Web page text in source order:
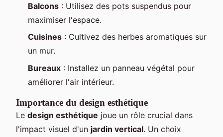
Balcons : Utilisez des pots suspendus pour
maximiser l'espace.
Cuisines : Cultivez des herbes aromatiques sur
un mur.
Bureaux : Installez un panneau végétal pour
améliorer l'air intérieur.
Importance du design esthétique
Le design esthétique joue un rôle crucial dans
l'impact visuel d'un jardin vertical. Un choix